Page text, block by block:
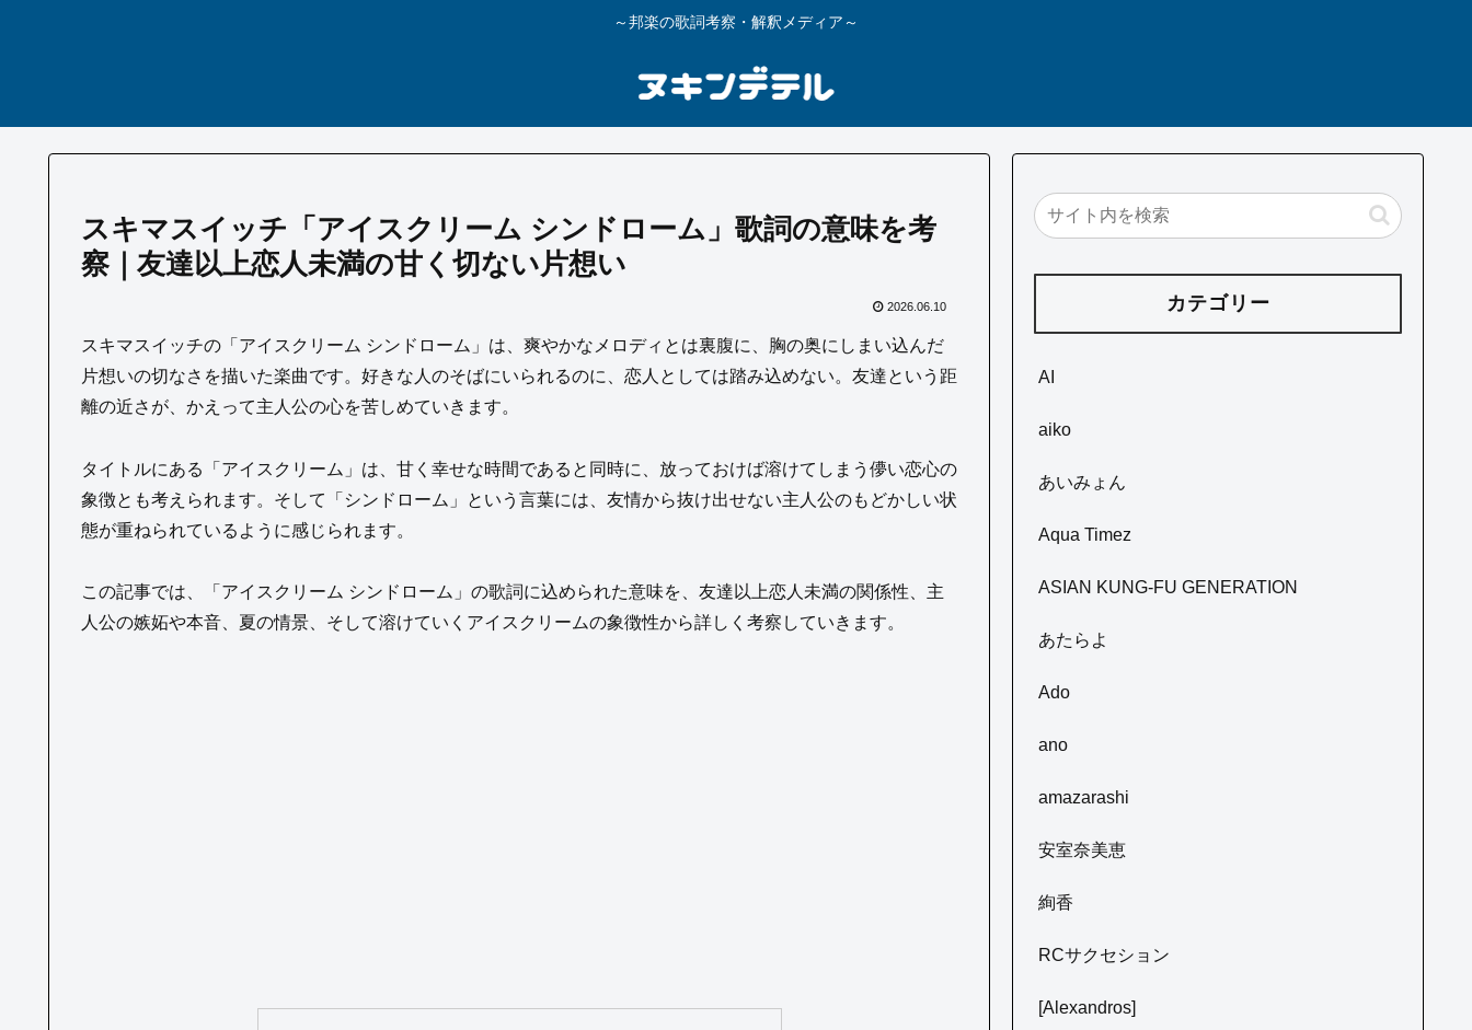
～邦楽の歌詞考察・解釈メディア～
スキマスイッチ「アイスクリーム シンドローム」歌詞の意味を考
察｜友達以上恋人未満の甘く切ない片想い
2026.06.10
スキマスイッチの「アイスクリーム シンドローム」は、爽やかなメロディとは裏腹に、胸の奥にしまい込んだ
片想いの切なさを描いた楽曲です。好きな人のそばにいられるのに、恋人としては踏み込めない。友達という距
離の近さが、かえって主人公の心を苦しめていきます。
タイトルにある「アイスクリーム」は、甘く幸せな時間であると同時に、放っておけば溶けてしまう儚い恋心の
象徴とも考えられます。そして「シンドローム」という言葉には、友情から抜け出せない主人公のもどかしい状
態が重ねられているように感じられます。
この記事では、「アイスクリーム シンドローム」の歌詞に込められた意味を、友達以上恋人未満の関係性、主
人公の嫉妬や本音、夏の情景、そして溶けていくアイスクリームの象徴性から詳しく考察していきます。
カテゴリー
AI
aiko
あいみょん
Aqua Timez
ASIAN KUNG-FU GENERATION
あたらよ
Ado
ano
amazarashi
安室奈美恵
絢香
RCサクセション
[Alexandros]